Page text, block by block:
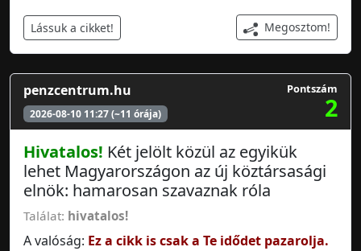
Lássuk a cikket! Megosztom!
penzcentrum.hu
2026-08-10 11:27 (~11 órája)
Pontszám
2
Hivatalos! Két jelölt közül az egyikük
lehet Magyarországon az új köztársasági
elnök: hamarosan szavaznak róla
Találat: hivatalos!
A valóság: Ez a cikk is csak a Te idődet pazarolja.